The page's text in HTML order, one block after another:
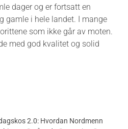
dager og er fortsatt en
gamle i hele landet. I mange
som ikke går av moten.
med god kvalitet og solid
2.0: Hvordan Nordmenn